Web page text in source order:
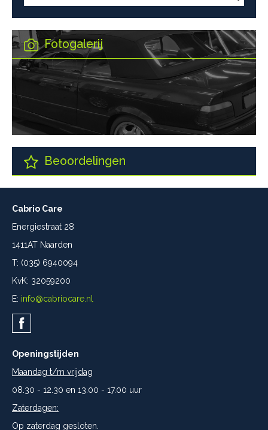
Fotogalerij
Beoordelingen
Cabrio Care
Energiestraat 28
1411AT Naarden
T: (035) 6940094
KvK: 32059200
E: info@cabriocare.nl
Openingstijden
Maandag t/m vrijdag
08.30 - 12.30 en 13.00 - 17.00 uur
Zaterdagen:
Op zaterdag gesloten.